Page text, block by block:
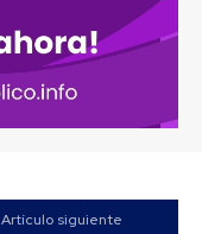
Artículo siguiente